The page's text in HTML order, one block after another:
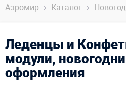
Аэромир Каталог
Леденцы и
модули,
оформления